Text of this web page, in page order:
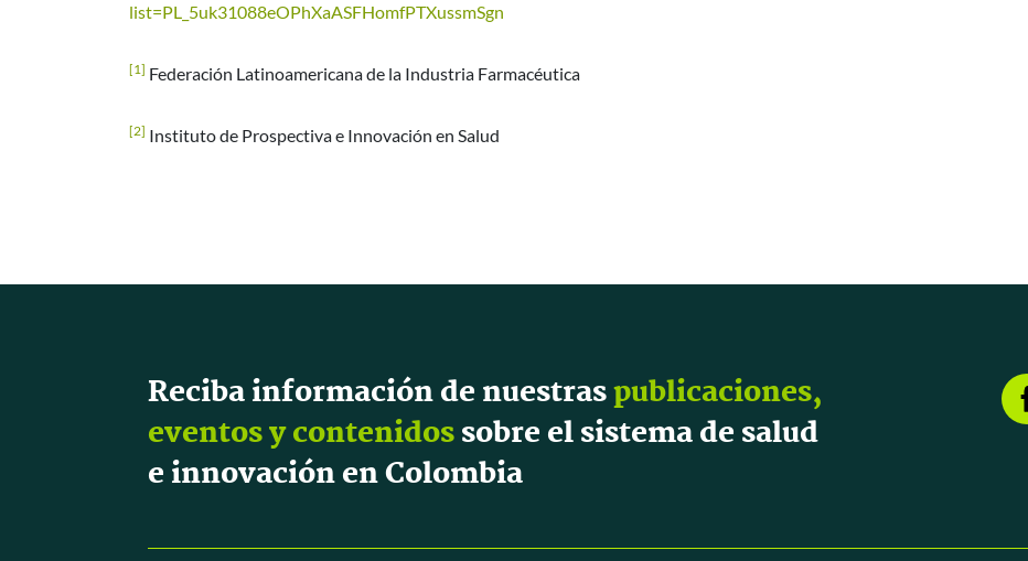
list=PL_5uk31088eOPhXaASFHomfPTXussmSgn
[1] Federación Latinoamericana de la Industria Farmacéutica
[2] Instituto de Prospectiva e Innovación en Salud
Reciba información de nuestraspublicaciones,
eventos y contenidossobre el sistema de salud
e innovación en Colombia